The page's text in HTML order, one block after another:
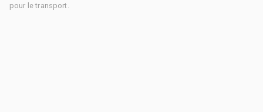
pour le transport.